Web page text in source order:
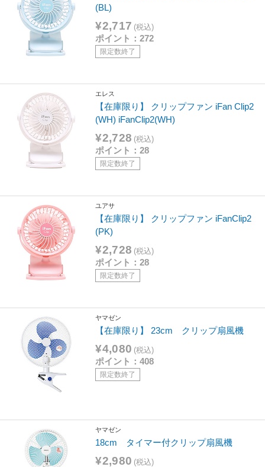
(BL)
¥2,717 (税込)
ポイント：272
限定数終了
エレス
【在庫限り】 クリップファン iFan Clip2
(WH) iFanClip2(WH)
¥2,728 (税込)
ポイント：28
限定数終了
ユアサ
【在庫限り】 クリップファン iFanClip2
(PK)
¥2,728 (税込)
ポイント：28
限定数終了
ヤマゼン
【在庫限り】 23cm クリップ扇風機
¥4,080 (税込)
ポイント：408
限定数終了
ヤマゼン
18cm タイマー付クリップ扇風機
¥2,980 (税込)